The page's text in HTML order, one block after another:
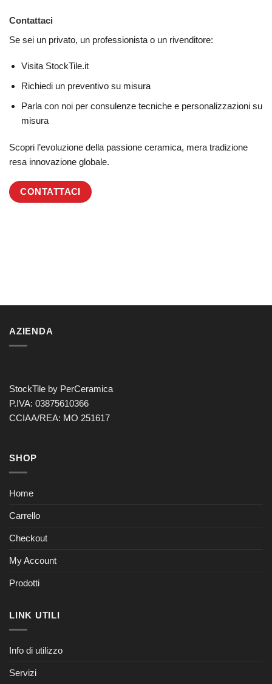
Contattaci
Se sei un privato, un professionista o un rivenditore:
Visita StockTile.it
Richiedi un preventivo su misura
Parla con noi per consulenze tecniche e personalizzazioni su
misura
Scopri l’evoluzione della passione ceramica, mera tradizione
resa innovazione globale.
CONTATTACI
AZIENDA
StockTile by PerCeramica
P.IVA: 03875610366
CCIAA/REA: MO 251617
SHOP
Home
Carrello
Checkout
My Account
Prodotti
LINK UTILI
Info di utilizzo
Servizi